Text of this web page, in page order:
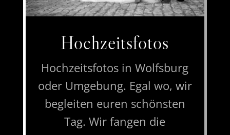
Hochzeitsfotos
Hochzeitsfotos in Wolfsburg
oder Umgebung. Egal wo, wir
begleiten euren schönsten
Tag. Wir fangen die